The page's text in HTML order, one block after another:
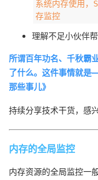
客
论
坛
的
圈
子
我
的
直
我
的
我
系统内存使用，​
存监控
理解不足小伙伴
所谓百年功名、千秋霸
了什么。这件事情就
那些事儿》
持续分享技术干货，感
内存的全局监控
内存资源的全局监控一